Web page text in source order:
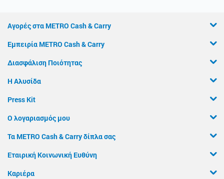
Αγορές στα METRO Cash & Carry
Εμπειρία METRO Cash & Carry
Διασφάλιση Ποιότητας
Η Αλυσίδα
Press Kit
Ο λογαριασμός μου
Τα METRO Cash & Carry δίπλα σας
Εταιρική Κοινωνική Ευθύνη
Καριέρα